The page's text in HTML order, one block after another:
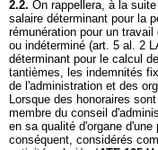
2.2. On rappellera, à la
salaire déterminant pour la
rémunération pour un
ou indéterminé (art. 5 al. 2
déterminant pour le calcul
tantièmes, les indemnités
de l'administration et des
Lorsque des honoraires
membre du conseil
en sa qualité d'organe
conséquent, considérés